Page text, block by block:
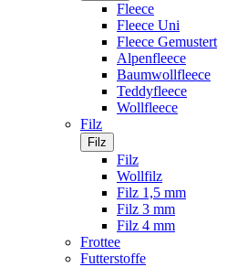
Fleece
Fleece Uni
Fleece Gemustert
Alpenfleece
Baumwollfleece
Teddyfleece
Wollfleece
Filz
Filz
Filz
Wollfilz
Filz 1,5 mm
Filz 3 mm
Filz 4 mm
Frottee
Futterstoffe